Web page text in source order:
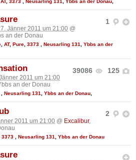
1
Jänner 2011 um 21:00 @
an der Donau
AT, Pure 3373 Neusarling 131
Ybbs an der
39086 125
2011 um 21:00
an der Donau
, Neusarling 131, Ybbs an der Donau,
2
2011 um 21:00 @ Excalibur,
3373 Neusarling 131 Ybbs an der Donau